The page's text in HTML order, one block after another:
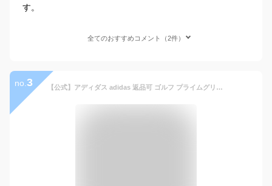
す。
全てのおすすめコメント（2件）
no. 3 【公式】アディダス adidas 返品可 ゴルフ プライムグリーン グラフィックプリント 長袖ボタンダウンシャツ メンズ ウェア・服 トップス ポロシャツ 緑 グリーン GT3665